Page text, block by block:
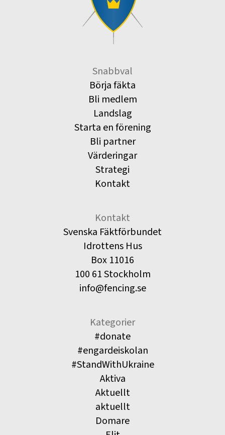
Snabbval
Börja fäkta
Bli medlem
Landslag
Starta en förening
Bli partner
Värderingar
Strategi
Kontakt
Kontakt
Svenska Fäktförbundet
Idrottens Hus
Box 11016
100 61 Stockholm
info@fencing.se
Kategorier
#donate
#engardeiskolan
#StandWithUkraine
Aktiva
Aktuellt
aktuellt
Domare